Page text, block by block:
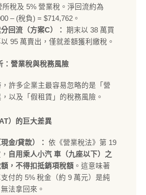
所稅及 5% 營業稅。淨回流約為
– (稅負) = $714,762。
回流（方案C）：
期末以 38 萬買
以 95 萬賣出，僅就差額獲利繳稅。
：營業稅與稅務風險
許多企業主最容易忽略的是「營
以及「假租賃」的稅務風險。
）的巨大差異
金/貸款）：
依《營業稅法》第 19
自用乘人小汽 車（九座以下）之
，不得扣抵銷項稅額 。這意味著
付的 5% 稅金（約 9 萬元）是純
法拿回來。